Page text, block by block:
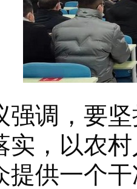
，要坚
实，以农
提供一个